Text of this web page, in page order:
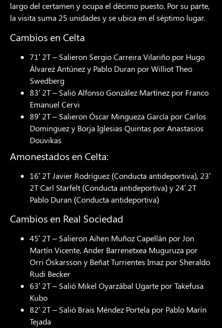
largo del certamen y ocupa el décimo puesto. Por su parte,
la visita suma 25 unidades y se ubica en el séptimo lugar.
Cambios en Celta
71′ 2T – Salieron Sergio Carreira Vilariño por Hugo
Álvarez Antúnez y Pablo Duran por Williot Theo
Swedberg
83′ 2T – Salió Alfonso González Martínez por Franco
Emanuel Cervi
89′ 2T – Salieron Óscar Mingueza García por Carlos
Dominguez y Borja Iglesias Quintas por Anastasios
Douvikas
Amonestados en Celta:
16′ 2T Javier Rodríguez (Conducta antideportiva), 23′
2T Carl Starfelt (Conducta antideportiva) y 24′ 2T
Pablo Duran (Conducta antideportiva)
Cambios en Real Sociedad
45′ 2T – Salieron Aihen Muñoz Capellán por Jon
Martín Vicente, Ander Barrenetxea Muguruza por
Orri Óskarsson y Beñat Turrientes Imaz por Sheraldo
Rudi Becker
63′ 2T – Salió Mikel Oyarzábal Ugarte por Takefusa
Kubo
82′ 2T – Salió Brais Méndez Portela por Pablo Marín
Tejada